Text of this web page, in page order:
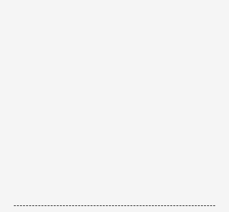
------------------------------------------------------------------